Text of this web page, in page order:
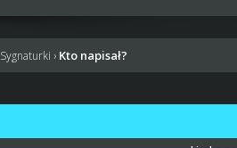
Sygnaturki › Kto napisał?